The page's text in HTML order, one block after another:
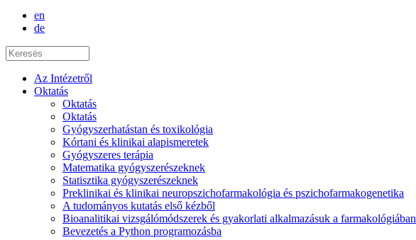
en
de
Az Intézetről
Oktatás
Oktatás
Oktatás
Gyógyszerhatástan és toxikológia
Kórtani és klinikai alapismeretek
Gyógyszeres terápia
Matematika gyógyszerészeknek
Statisztika gyógyszerészeknek
Preklinikai és klinikai neuropszichofarmakológia és pszichofarmakogenetika
A tudományos kutatás első kézből
Bioanalitikai vizsgálómódszerek és gyakorlati alkalmazásuk a farmakológiában
Bevezetés a Python programozásba